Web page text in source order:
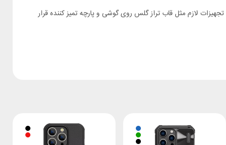
محافظ صفحه نمایش Apple iPhone 14 Pro Max نیلکین موارد لازم برای انداختن گلس را دارد. داخل پک گلس آیفون iPhone 14 Pro Max Nillkin HD تجهیزات لازم مثل قاب تراز گلس روی گوشی و پارچه تمیز کننده قرار